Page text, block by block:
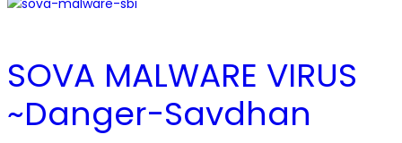
SOVA MALWARE VIRUS
~Danger-Savdhan